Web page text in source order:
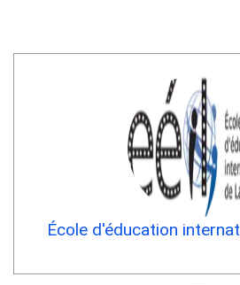
École d'éducation